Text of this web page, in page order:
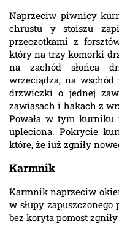
Naprzeciw piwnicy
chrustu y stoiszu
przeczotkami z
który na trzy komorki
na zachód słońca
wrzeciądza, na wschód
drzwiczki o jednej
zawiasach i hakach z
Powała w tym kurniku
upleciona. Pokrycie
które, że iuż zgniły
Karmnik
Karmnik naprzeciw
w słupy
bez koryta pomost